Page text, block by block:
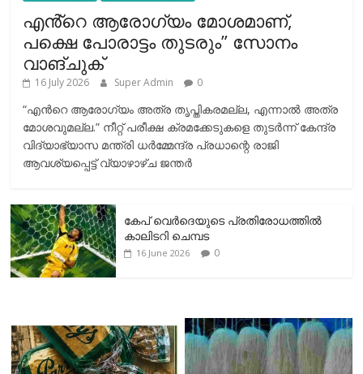
എൻ്റെ ആരോഗ്യം മോശമാണ്,
പക്ഷെ പോരാട്ടം തുടരും” സോനം
വാങ്ചുക്
16 July 2026 Super Admin 0
“എന്‍റെ ആരോഗ്യം അത്ര തൃപ്തികരമല്ല, എന്നാൽ അത്ര
മോശവുമല്ല.” നീറ്റ് പരീക്ഷ ക്രമക്കേടുകളെ തുടർന്ന് കേന്ദ്ര
വിദ്യാഭ്യാസ മന്ത്രി ധർമ്മേന്ദ്ര പ്രധാന്റെ രാജി
ആവശ്യപ്പെട്ട് വ്യാഴാഴ്ച ജന്തർ
കേപ് വെര്‍ദെയുടെ പ്രതിരോധത്തില്‍
കാലിടറി ചെമ്പട
16 June 2026 0